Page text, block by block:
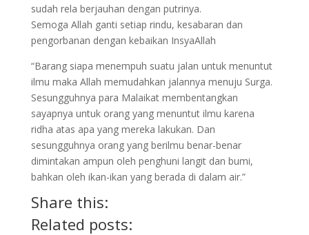
sudah rela berjauhan dengan putrinya.
Semoga Allah ganti setiap rindu, kesabaran dan
pengorbanan dengan kebaikan InsyaAllah
“Barang siapa menempuh suatu jalan untuk menuntut
ilmu maka Allah memudahkan jalannya menuju Surga.
Sesungguhnya para Malaikat membentangkan
sayapnya untuk orang yang menuntut ilmu karena
ridha atas apa yang mereka lakukan. Dan
sesungguhnya orang yang berilmu benar-benar
dimintakan ampun oleh penghuni langit dan bumi,
bahkan oleh ikan-ikan yang berada di dalam air.”
Share this:
Related posts: